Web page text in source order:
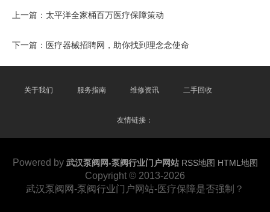
上一篇： 太平洋全家桶百万医疗保障策动
下一篇： 医疗器械招聘网，助你找到理念念使命
关于我们 服务指南 维修资讯 二手回收
友情链接：
Powered by 武汉泵阀网-泵阀行业门户网站 RSS地图 HTML地图
Copyright © 2013-2026
武汉泵阀网-泵阀行业门户网站-医疗保障是否强制？